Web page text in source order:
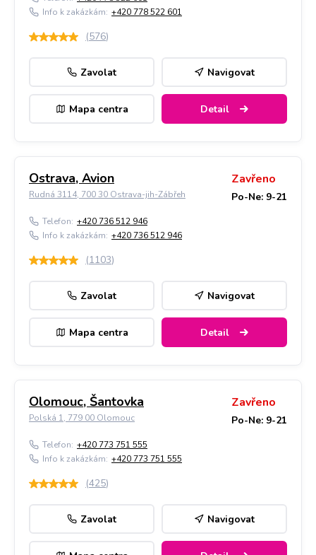
Info k zakázkám: +420 778 522 601
(576)
Zavolat Navigovat
Mapa centra Detail
Ostrava, Avion
Rudná 3114, 700 30 Ostrava-jih-Zábřeh
Zavřeno
Po-Ne: 9-21
Telefon: +420 736 512 946
Info k zakázkám: +420 736 512 946
(1103)
Zavolat Navigovat
Mapa centra Detail
Olomouc, Šantovka
Polská 1, 779 00 Olomouc
Zavřeno
Po-Ne: 9-21
Telefon: +420 773 751 555
Info k zakázkám: +420 773 751 555
(425)
Zavolat Navigovat